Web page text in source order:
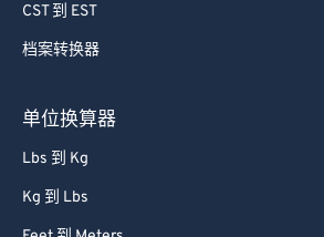
CST 到 EST
档案转换器
单位换算器
Lbs 到 Kg
Kg 到 Lbs